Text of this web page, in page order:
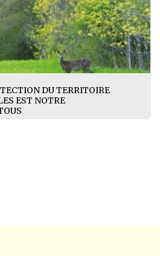
DU TERRITOIRE
EST NOTRE